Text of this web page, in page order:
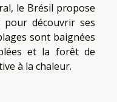
le Brésil propose
découvrir ses
sont baignées
et la forêt de
à la chaleur.